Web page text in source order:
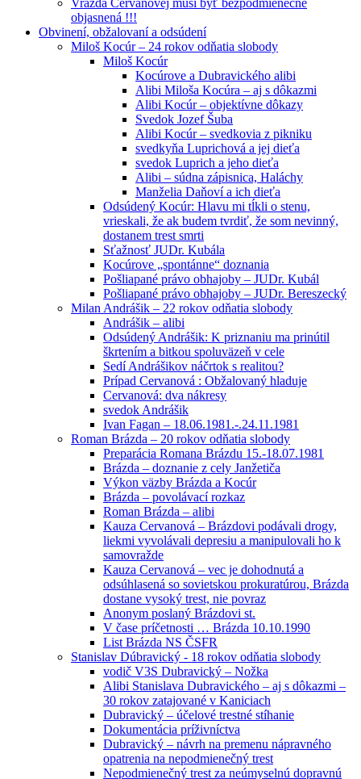
objasnená !!!
Obvinení, obžalovaní a odsúdení
Miloš Kocúr – 24 rokov odňatia slobody
Miloš Kocúr
Kocúrove a Dubravického alibi
Alibi Miloša Kocúra – aj s dôkazmi
Alibi Kocúr – objektívne dôkazy
Svedok Jozef Šuba
Alibi Kocúr – svedkovia z pikniku
svedkyňa Luprichová a jej dieťa
svedok Luprich a jeho dieťa
Alibi – súdna zápisnica, Haláchy
Manželia Daňoví a ich dieťa
Odsúdený Kocúr: Hlavu mi tĺkli o stenu,
vrieskali, že ak budem tvrdiť, že som nevinný,
dostanem trest smrti
Sťažnosť JUDr. Kubála
Kocúrove „spontánne“ doznania
Pošliapané právo obhajoby – JUDr. Kubál
Pošliapané právo obhajoby – JUDr. Bereszecký
Milan Andrášik – 22 rokov odňatia slobody
Andrášik – alibi
Odsúdený Andrášik: K priznaniu ma prinútil
škrtením a bitkou spoluväzeň v cele
Sedí Andrášikov náčrtok s realitou?
Prípad Cervanová : Obžalovaný hladuje
Cervanová: dva nákresy
svedok Andrášik
Ivan Fagan – 18.06.1981.-.24.11.1981
Roman Brázda – 20 rokov odňatia slobody
Preparácia Romana Brázdu 15.-18.07.1981
Brázda – doznanie z cely Janžetiča
Výkon väzby Brázda a Kocúr
Brázda – povolávací rozkaz
Roman Brázda – alibi
Kauza Cervanová – Brázdovi podávali drogy,
liekmi vyvolávali depresiu a manipulovali ho k
samovražde
Kauza Cervanová – vec je dohodnutá a
odsúhlasená so sovietskou prokuratúrou, Brázda
dostane vysoký trest, nie povraz
Anonym poslaný Brázdovi st.
V čase príčetnosti … Brázda 10.10.1990
List Brázda NS ČSFR
Stanislav Dúbravický - 18 rokov odňatia slobody
vodič V3S Dubravický – Nožka
Alibi Stanislava Dubravického – aj s dôkazmi –
30 rokov zatajované v Kaniciach
Dubravický – účelové trestné stíhanie
Dokumentácia príživníctva
Dubravický – návrh na premenu nápravného
opatrenia na nepodmienečný trest
Nepodmienečný trest za neúmyselnú dopravnú